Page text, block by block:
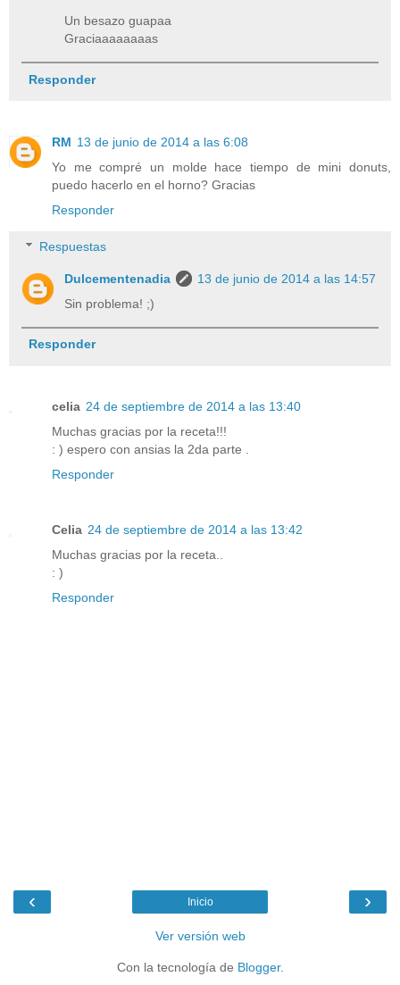
Un besazo guapaa
Graciaaaaaaaas
Responder
RM 13 de junio de 2014 a las 6:08
Yo me compré un molde hace tiempo de mini donuts,
puedo hacerlo en el horno? Gracias
Responder
Respuestas
Dulcementenadia
13 de junio de 2014 a las 14:57
Sin problema! ;)
Responder
celia 24 de septiembre de 2014 a las 13:40
Muchas gracias por la receta!!!
: ) espero con ansias la 2da parte .
Responder
Celia 24 de septiembre de 2014 a las 13:42
Muchas gracias por la receta..
: )
Responder
‹ ›
Inicio
Ver versión web
Con la tecnología de Blogger.